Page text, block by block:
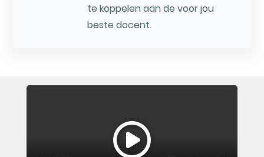
te koppelen aan de voor jou
beste docent.